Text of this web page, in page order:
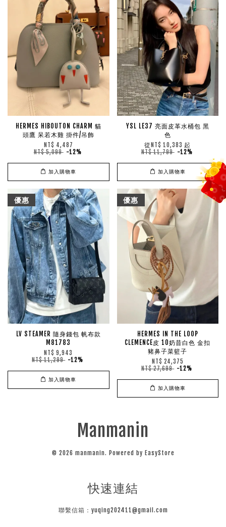
HERMES HIBOUTON CHARM 貓
頭鷹 呆若木雞 掛件/吊飾
NT$ 4,487
NT$ 5,099 -12%
加入購物車
YSL LE37 亮面皮革水桶包 黑
色
從NT$ 10,383 起
NT$ 11,799 -12%
加入購物車
優惠
LV STEAMER 隨身錢包 帆布款
M81783
NT$ 9,943
NT$ 11,299 -12%
加入購物車
優惠
HERMES IN THE LOOP
CLEMENCE皮 10奶昔白色 金扣
豬鼻子菜籃子
NT$ 24,375
NT$ 27,699 -12%
加入購物車
Manmanin
© 2026 manmanin. Powered by EasyStore
快速連結
聯繫信箱：yuqing202411@gmail.com